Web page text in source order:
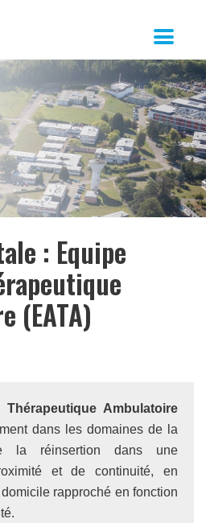
: Equipe
(EATA)
Ambulatoire
dans les domaines de la
la réinsertion dans une
et de continuité, en
rapproché en fonction